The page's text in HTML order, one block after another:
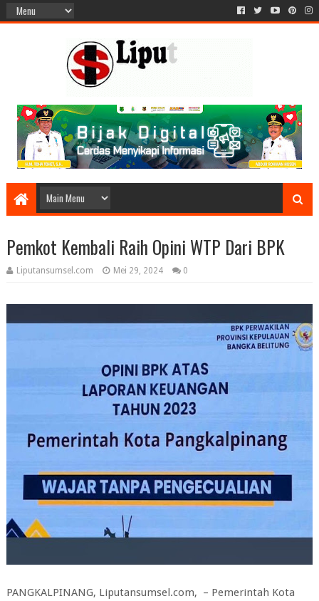
Pemkot Kembali Raih Opini WTP Dari BPK
Liputansumsel.com Mei 29, 2024 0
PANGKALPINANG, Liputansumsel.com, – Pemerintah Kota